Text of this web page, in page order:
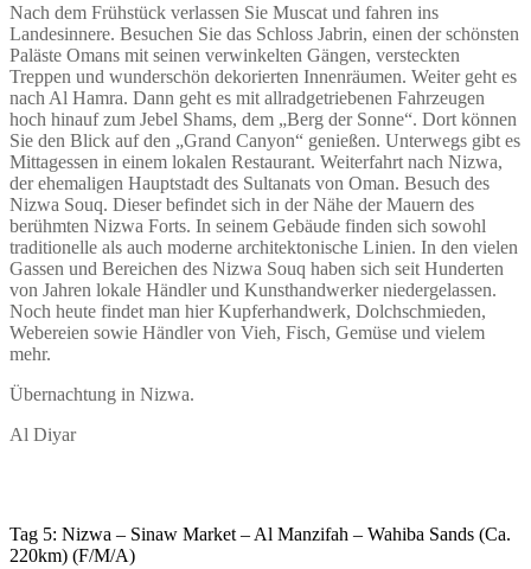
Nach dem Frühstück verlassen Sie Muscat und fahren ins
Landesinnere. Besuchen Sie das Schloss Jabrin, einen der schönsten
Paläste Omans mit seinen verwinkelten Gängen, versteckten
Treppen und wunderschön dekorierten Innenräumen. Weiter geht es
nach Al Hamra. Dann geht es mit allradgetriebenen Fahrzeugen
hoch hinauf zum Jebel Shams, dem „Berg der Sonne“. Dort können
Sie den Blick auf den „Grand Canyon“ genießen. Unterwegs gibt es
Mittagessen in einem lokalen Restaurant. Weiterfahrt nach Nizwa,
der ehemaligen Hauptstadt des Sultanats von Oman. Besuch des
Nizwa Souq. Dieser befindet sich in der Nähe der Mauern des
berühmten Nizwa Forts. In seinem Gebäude finden sich sowohl
traditionelle als auch moderne architektonische Linien. In den vielen
Gassen und Bereichen des Nizwa Souq haben sich seit Hunderten
von Jahren lokale Händler und Kunsthandwerker niedergelassen.
Noch heute findet man hier Kupferhandwerk, Dolchschmieden,
Webereien sowie Händler von Vieh, Fisch, Gemüse und vielem
mehr.
Übernachtung in Nizwa.
Al Diyar
Tag 5: Nizwa – Sinaw Market – Al Manzifah – Wahiba Sands (Ca.
220km) (F/M/A)